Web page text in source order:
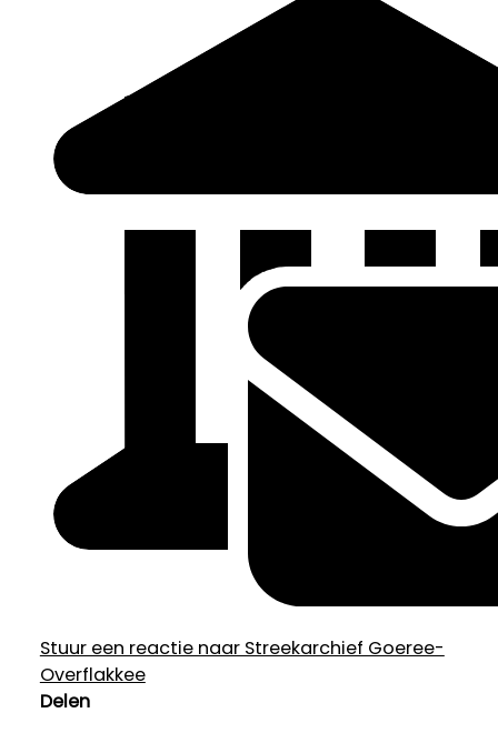
Stuur een reactie naar Streekarchief Goeree-
Overflakkee
Delen